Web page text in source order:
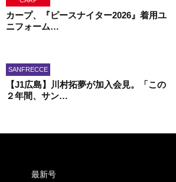
カープ、『ピースナイター2026』着用ユ
ニフォーム…
SANFRECCE
【J1広島】川村拓夢が加入会見。「この
２年間、サン…
最新号